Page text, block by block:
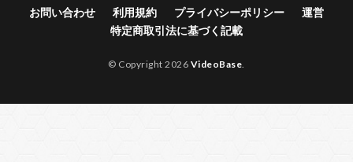
お問い合わせ 利用規約 プライバシーポリシー
運営
特定商取引法に基づく記載
© Copyright 2026 VideoBase.